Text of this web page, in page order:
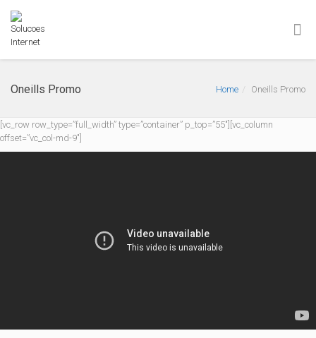
Oneills Promo Home Oneills Promo
[vc_row row_type=”full_width” type=”container” p_top=”55″][vc_column
offset=”vc_col-md-9″]